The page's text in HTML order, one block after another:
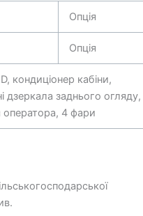
Опція
Опція
кондиціонер кабіни,
дзеркала заднього огляду,
оператора, 4 фари